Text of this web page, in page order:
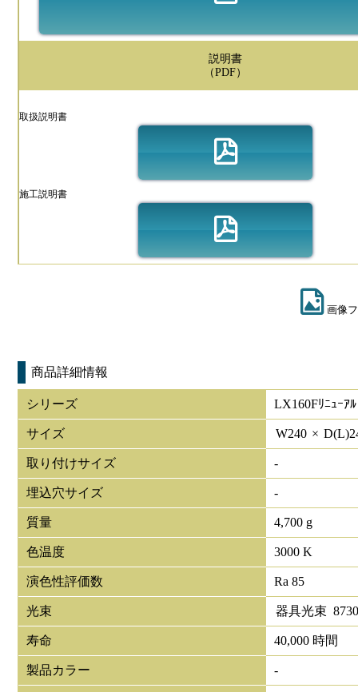
説明書
（PDF）
取扱説明書
施工説明書
画像
商品詳細情報
シリーズ LX160Fﾘﾆｭｰｱﾙ
サイズ W240 × D(L)
取り付けサイズ -
埋込穴サイズ -
質量 4,700 g
色温度 3000 K
演色性評価数 Ra 85
光束 器具光束
寿命 40,000 時間
製品カラー -